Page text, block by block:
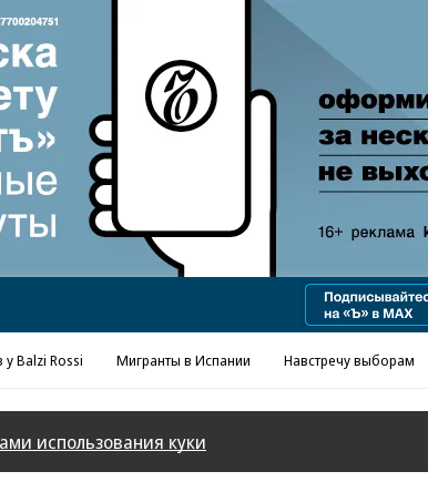
Реклама в «Ъ» www.kommersant.ru/ad
Balzi Rossi Мигранты в Испании Навстречу выборам
использования куки